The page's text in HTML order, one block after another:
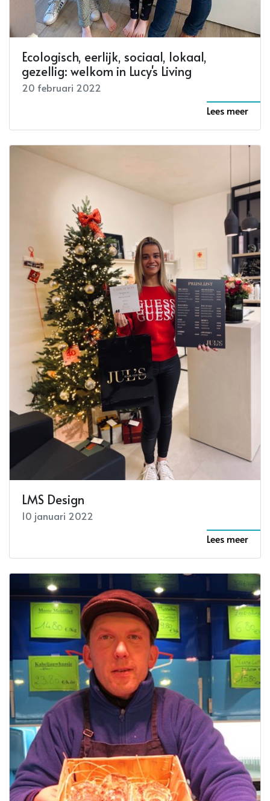
Ecologisch, eerlijk, sociaal, lokaal,
gezellig: welkom in Lucy's Living
20 februari 2022
Lees meer
LMS Design
10 januari 2022
Lees meer